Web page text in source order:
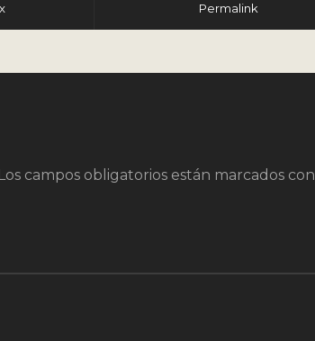
Permalink
Los campos obligatorios están marcados con